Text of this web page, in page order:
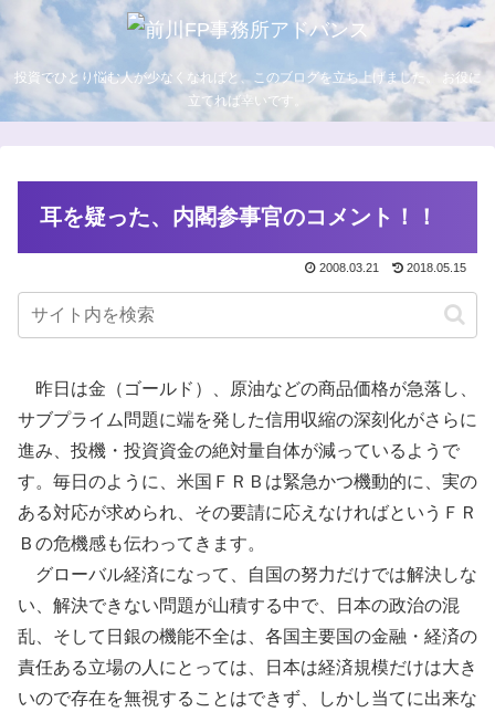
投資でひとり悩む人が少なくなればと、このブログを立ち上げました。 お役に
立てれば幸いです。
耳を疑った、内閣参事官のコメント！！
2008.03.21 2018.05.15
昨日は金（ゴールド）、原油などの商品価格が急落し、
サブプライム問題に端を発した信用収縮の深刻化がさらに
進み、投機・投資資金の絶対量自体が減っているようで
す。毎日のように、米国ＦＲＢは緊急かつ機動的に、実の
ある対応が求められ、その要請に応えなければというＦＲ
Ｂの危機感も伝わってきます。
グローバル経済になって、自国の努力だけでは解決しな
い、解決できない問題が山積する中で、日本の政治の混
乱、そして日銀の機能不全は、各国主要国の金融・経済の
責任ある立場の人にとっては、日本は経済規模だけは大き
いので存在を無視することはできず、しかし当てに出来な